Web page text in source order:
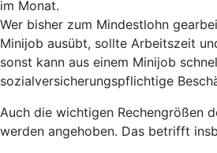
im Monat.
Wer bisher zum Mindestlohn
Minijob ausübt, sollte Arbeitszeit
sonst kann aus einem Minijob
sozialversicherungspflichtige
Auch die wichtigen Rechengrößen
werden angehoben. Das betrifft